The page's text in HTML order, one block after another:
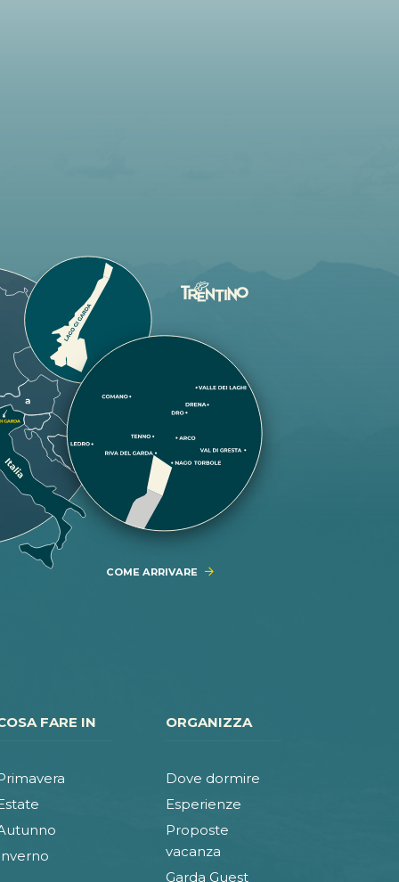
COME ARRIVARE
FARE IN ORGANIZZA
Dove dormire
Esperienze
Proposte
vacanza
Garda Guest